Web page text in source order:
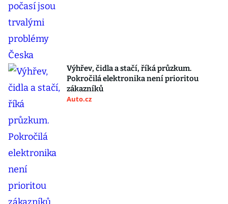
Výhřev, čidla a stačí, říká průzkum.
Pokročilá elektronika není prioritou
zákazníků
Auto.cz